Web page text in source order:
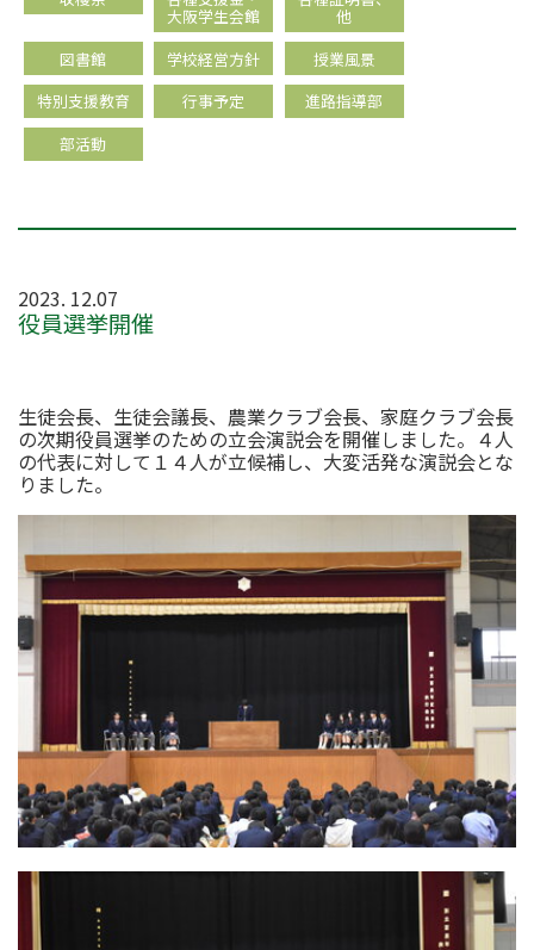
大阪学生会館
他
図書館
学校経営方針
授業風景
特別支援教育
行事予定
進路指導部
部活動
2023. 12.07
役員選挙開催
生徒会長、生徒会議長、農業クラブ会長、家庭クラブ会長
の次期役員選挙のための立会演説会を開催しました。４人
の代表に対して１４人が立候補し、大変活発な演説会とな
りました。